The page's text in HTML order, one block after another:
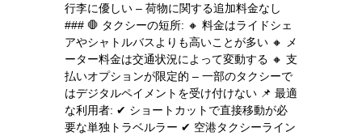
行李に優しい – 荷物に関する追加料金なし
### 🛑 タクシーの短所: 🔸 料金はライドシェ
アやシャトルバスよりも高いことが多い 🔸 メ
ーター料金は交通状況によって変動する 🔸 支
払いオプションが限定的 – 一部のタクシーで
はデジタルペイメントを受け付けない 📌 最適
な利用者: ✔ ショートカットで直接移動が必
要な単独トラベルラー ✔ 空港タクシーライン